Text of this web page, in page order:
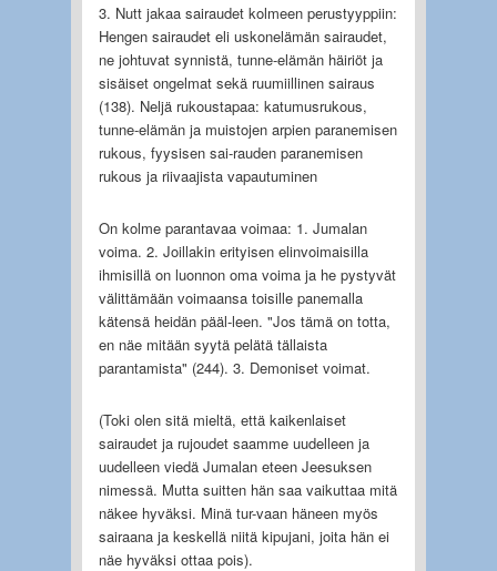
3. Nutt jakaa sairaudet kolmeen perustyyppiin:
Hengen sairaudet eli uskonelämän sairaudet,
ne johtuvat synnistä, tunne-elämän häiriöt ja
sisäiset ongelmat sekä ruumiillinen sairaus
(138). Neljä rukoustapaa: katumusrukous,
tunne-elämän ja muistojen arpien paranemisen
rukous, fyysisen sai-rauden paranemisen
rukous ja riivaajista vapautuminen
On kolme parantavaa voimaa: 1. Jumalan
voima. 2. Joillakin erityisen elinvoimaisilla
ihmisillä on luonnon oma voima ja he pystyvät
välittämään voimaansa toisille panemalla
kätensä heidän pääl-leen. "Jos tämä on totta,
en näe mitään syytä pelätä tällaista
parantamista" (244). 3. Demoniset voimat.
(Toki olen sitä mieltä, että kaikenlaiset
sairaudet ja rujoudet saamme uudelleen ja
uudelleen viedä Jumalan eteen Jeesuksen
nimessä. Mutta suitten hän saa vaikuttaa mitä
näkee hyväksi. Minä tur-vaan häneen myös
sairaana ja keskellä niitä kipujani, joita hän ei
näe hyväksi ottaa pois).